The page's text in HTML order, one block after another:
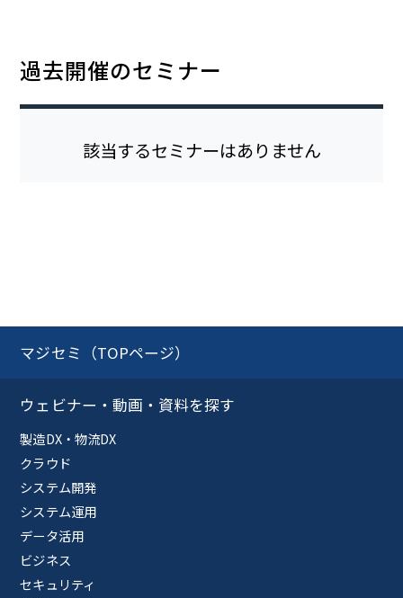
過去開催のセミナー
該当するセミナーはありません
マジセミ（TOPページ）
ウェビナー・動画・資料を探す
製造DX・物流DX
クラウド
システム開発
システム運用
データ活用
ビジネス
セキュリティ